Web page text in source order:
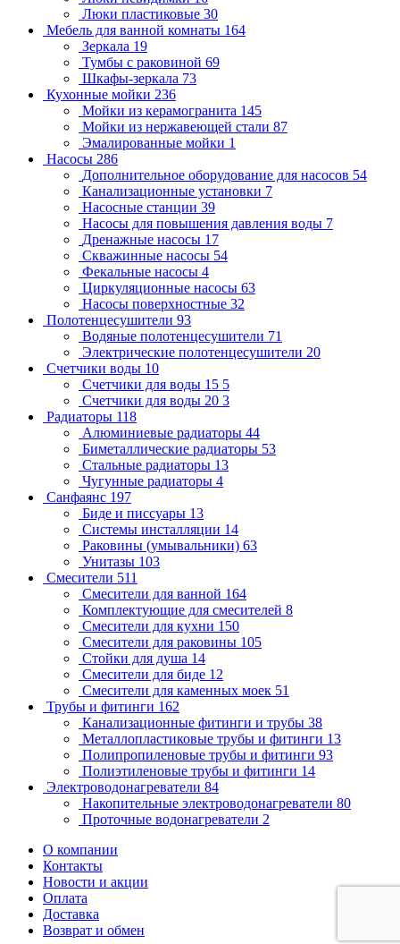
Люки пластиковые 30
Мебель для ванной комнаты 164
Зеркала 19
Тумбы с раковиной 69
Шкафы-зеркала 73
Кухонные мойки 236
Мойки из керамогранита 145
Мойки из нержавеющей стали 87
Эмалированные мойки 1
Насосы 286
Дополнительное оборудование для насосов 54
Канализационные установки 7
Насосные станции 39
Насосы для повышения давления воды 7
Дренажные насосы 17
Скважинные насосы 54
Фекальные насосы 4
Циркуляционные насосы 63
Насосы поверхностные 32
Полотенцесушители 93
Водяные полотенцесушители 71
Электрические полотенцесушители 20
Счетчики воды 10
Счетчики для воды 15 5
Счетчики для воды 20 3
Радиаторы 118
Алюминиевые радиаторы 44
Биметаллические радиаторы 53
Стальные радиаторы 13
Чугунные радиаторы 4
Санфаянс 197
Биде и писсуары 13
Системы инсталляции 14
Раковины (умывальники) 63
Унитазы 103
Смесители 511
Смесители для ванной 164
Комплектующие для смесителей 8
Смесители для кухни 150
Смесители для раковины 105
Стойки для душа 14
Смесители для биде 12
Смесители для каменных моек 51
Трубы и фитинги 162
Канализационные фитинги и трубы 38
Металлопластиковые трубы и фитинги 13
Полипропиленовые трубы и фитинги 93
Полиэтиленовые трубы и фитинги 14
Электроводонагреватели 84
Накопительные электроводонагреватели 80
Проточные водонагреватели 2
О компании
Контакты
Новости и акции
Оплата
Доставка
Возврат и обмен